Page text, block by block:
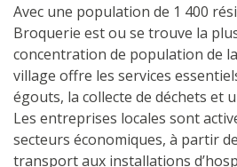
Avec une population de 1 400
Broquerie est ou se trouve la
concentration de population de
village offre les services
égouts, la collecte de déchets et
Les entreprises locales sont
secteurs économiques, à partir
transport aux installations